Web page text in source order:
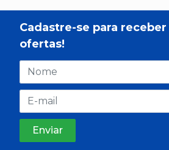
Cadastre-se para receber
ofertas!